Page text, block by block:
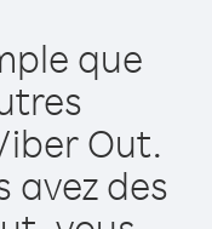
que
Out.
avez des